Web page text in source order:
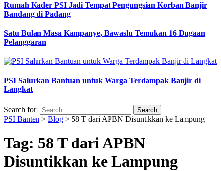
Rumah Kader PSI Jadi Tempat Pengungsian Korban Banjir
Bandang di Padang
Satu Bulan Masa Kampanye, Bawaslu Temukan 16 Dugaan
Pelanggaran
PSI Salurkan Bantuan untuk Warga Terdampak Banjir di
Langkat
Search for:
PSI Banten > Blog > 58 T dari APBN Disuntikkan ke Lampung
Tag: 58 T dari APBN
Disuntikkan ke Lampung